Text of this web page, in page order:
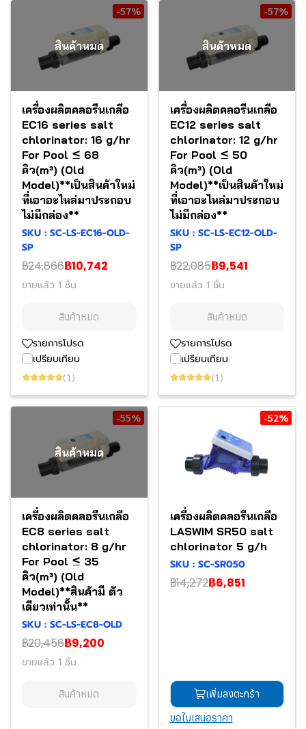
-57%
สินค้าหมด
เครื่องผลิตคลอรีนเกลือ
EC16 series salt
chlorinator: 16 g/hr
For Pool ≤ 68
คิว(m³) (Old
Model)**เป็นสินค้าใหม่
ที่เอาอะไหล่มาประกอบ
ไม่มีกล่อง**
SKU : SC-LS-EC16-OLD-
SP
฿24,866฿10,742
ขายแล้ว 1 ชิ้น
สินค้าหมด
รายการโปรด
เปรียบเทียบ
(1)
-57%
สินค้าหมด
เครื่องผลิตคลอรีนเกลือ
EC12 series salt
chlorinator: 12 g/hr
For Pool ≤ 50
คิว(m³) (Old
Model)**เป็นสินค้าใหม่
ที่เอาอะไหล่มาประกอบ
ไม่มีกล่อง**
SKU : SC-LS-EC12-OLD-
SP
฿22,085฿9,541
ขายแล้ว 1 ชิ้น
สินค้าหมด
รายการโปรด
เปรียบเทียบ
(1)
-55%
สินค้าหมด
เครื่องผลิตคลอรีนเกลือ
EC8 series salt
chlorinator: 8 g/hr
For Pool ≤ 35
คิว(m³) (Old
Model)**สินค้ามี ตัว
เดียวเท่านั้น**
SKU : SC-LS-EC8-OLD
฿20,456฿9,200
ขายแล้ว 1 ชิ้น
สินค้าหมด
-52%
เครื่องผลิตคลอรีนเกลือ
LASWIM SR50 salt
chlorinator 5 g/h
SKU : SC-SR050
฿14,272฿6,851
เพิ่มลงตะกร้า
ขอใบเสนอราคา